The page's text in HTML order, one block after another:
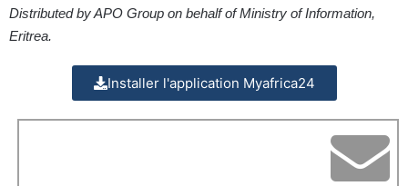
Distributed by APO Group on behalf of Ministry of Information,
Eritrea.
Installer l'application Myafrica24